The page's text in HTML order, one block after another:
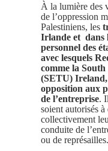
À la lumière des
de l’oppression
Palestiniens, les
Irlande et dans
personnel des
avec lesquels
comme la
(SETU)
opposition aux
de l’entreprise.
soient autorisés
collectivement
conduite de
ou de représailles.